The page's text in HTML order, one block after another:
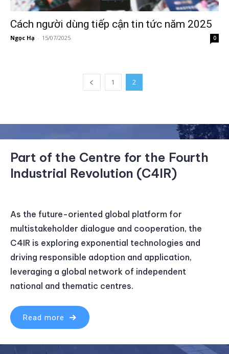
Cách người dùng tiếp cận tin tức năm 2025
Ngọc Hạ - 15/07/2025 0
1 2
Part of the Centre for the Fourth
Industrial Revolution (C4IR)
As the future-oriented global platform for
multistakeholder dialogue and cooperation, the
C4IR is exploring exponential technologies and
driving responsible adoption and application,
leveraging a global network of independent
national and thematic centres.
Read more